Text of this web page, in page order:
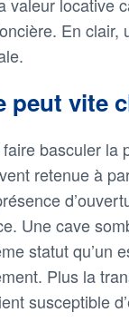
valeur locative
En
peut vite
basculer la
retenue à
Une cave
statut
Plus la
susceptible